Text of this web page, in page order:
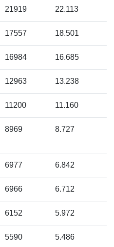
21919 22.113
17557 18.501
16984 16.685
12963 13.238
11200 11.160
8969 8.727
6977 6.842
6966 6.712
6152 5.972
5590 5.486